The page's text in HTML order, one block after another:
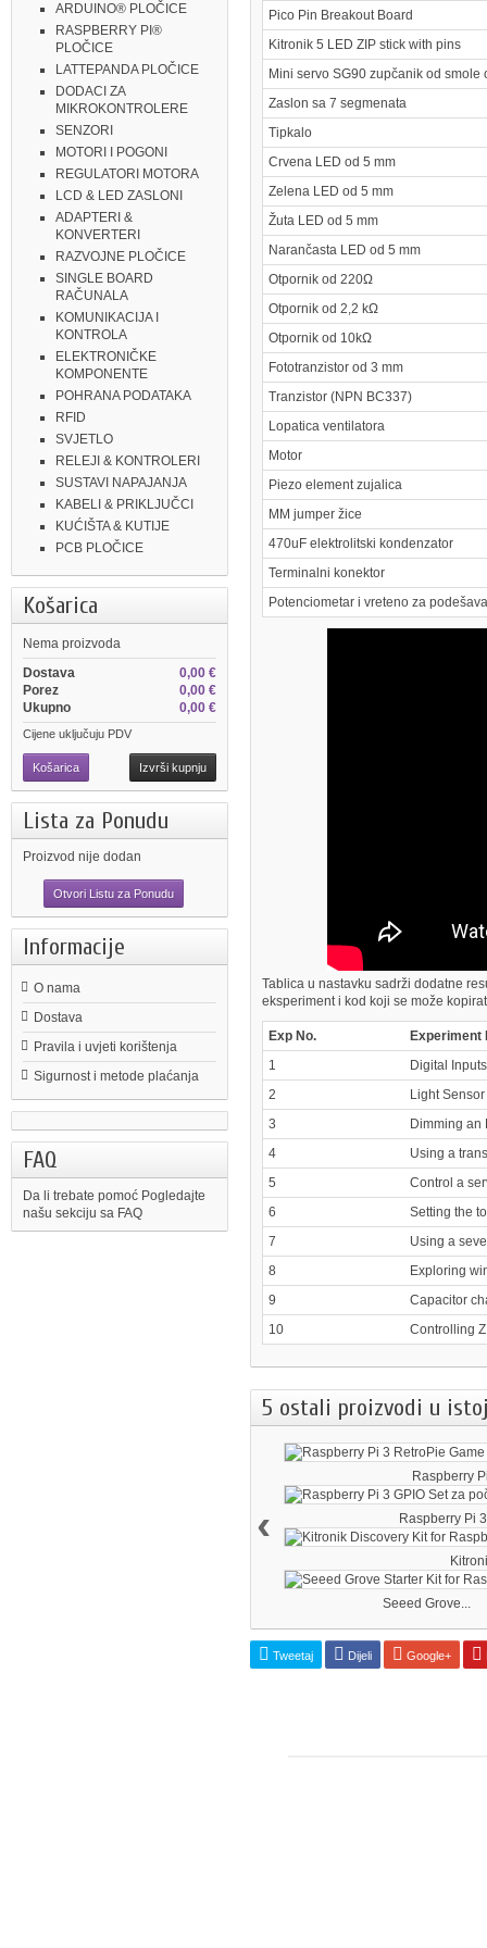
ARDUINO® PLOČICE
RASPBERRY PI®
PLOČICE
LATTEPANDA PLOČICE
DODACI ZA
MIKROKONTROLERE
SENZORI
MOTORI I POGONI
REGULATORI MOTORA
LCD & LED ZASLONI
ADAPTERI &
KONVERTERI
RAZVOJNE PLOČICE
SINGLE BOARD
RAČUNALA
KOMUNIKACIJA I
KONTROLA
ELEKTRONIČKE
KOMPONENTE
POHRANA PODATAKA
RFID
SVJETLO
RELEJI & KONTROLERI
SUSTAVI NAPAJANJA
KABELI & PRIKLJUČCI
KUĆIŠTA & KUTIJE
PCB PLOČICE
Košarica
Nema proizvoda
0,00 €
Dostava
0,00 €
Porez
0,00 €
Ukupno
Cijene uključuju PDV
Košarica Izvrši kupnju
Lista za Ponudu
Proizvod nije dodan
Otvori Listu za Ponudu
Informacije
O nama
Dostava
Pravila i uvjeti korištenja
Sigurnost i metode plaćanja
FAQ
Da li trebate pomoć Pogledajte
našu sekciju sa FAQ
Pico Pin Breakout Board
Kitronik 5 LED ZIP stick with pins
Mini servo SG90 zupčanik od smole
Zaslon sa 7 segmenata
Tipkalo
Crvena LED od 5 mm
Zelena LED od 5 mm
Žuta LED od 5 mm
Narančasta LED od 5 mm
Otpornik od 220Ω
Otpornik od 2,2 kΩ
Otpornik od 10kΩ
Fototranzistor od 3 mm
Tranzistor (NPN BC337)
Lopatica ventilatora
Motor
Piezo element zujalica
MM jumper žice
470uF elektrolitski kondenzator
Terminalni konektor
Potenciometar i vreteno za
Tablica u nastavku sadrži dodatne
eksperiment i kod koji se može
Exp No.
Experiment
1
Digital
2
Light
3
Dimming an
4
Using a
5
Control a
6
Setting the
7
Using a
8
Exploring
9
Capacitor
10
Controlling
5 ostali proizvodi u
Raspberry
Raspberry Pi
Seeed Grove...
‹
Tweetaj Dijeli Google+